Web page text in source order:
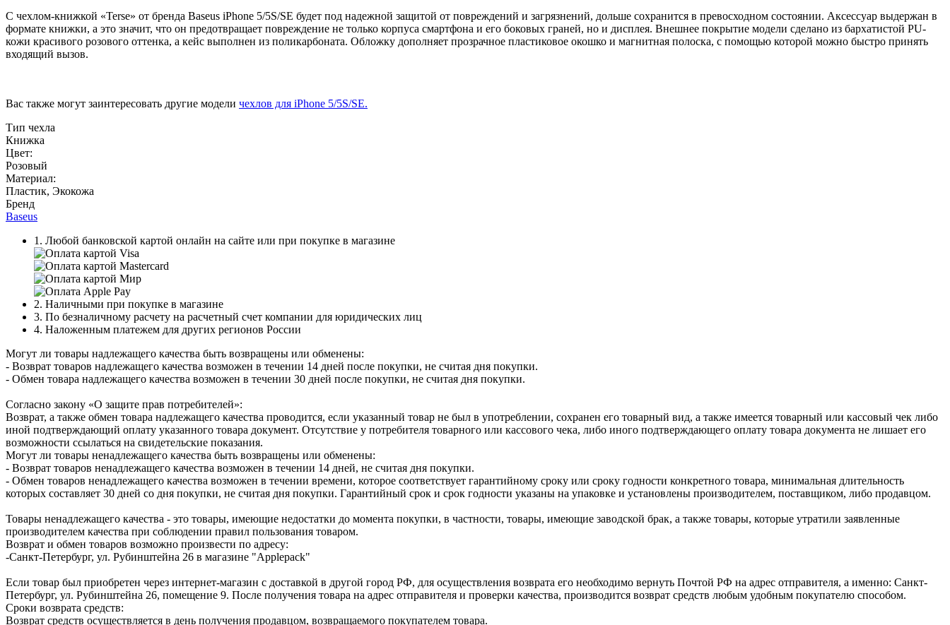
С чехлом-книжкой «Terse» от бренда Baseus iPhone 5/5S/SE будет под надежной защитой от повреждений и загрязнений, дольше сохранится в превосходном состоянии. Аксессуар выдержан в
формате книжки, а это значит, что он предотвращает повреждение не только корпуса смартфона и его боковых граней, но и дисплея. Внешнее покрытие модели сделано из бархатистой PU-
кожи красивого розового оттенка, а кейс выполнен из поликарбоната. Обложку дополняет прозрачное пластиковое окошко и магнитная полоска, с помощью которой можно быстро принять
входящий вызов.
Вас также могут заинтересовать другие модели чехлов для iPhone 5/5S/SE.
Тип чехла
Книжка
Цвет:
Розовый
Материал:
Пластик, Экокожа
Бренд
Baseus
1. Любой банковской картой онлайн на сайте или при покупке в магазине
2. Наличными при покупке в магазине
3. По безналичному расчету на расчетный счет компании для юридических лиц
4. Наложенным платежем для других регионов России
Могут ли товары надлежащего качества быть возвращены или обменены:
- Возврат товаров надлежащего качества возможен в течении 14 дней после покупки, не считая дня покупки.
- Обмен товара надлежащего качества возможен в течении 30 дней после покупки, не считая дня покупки.
Согласно закону «О защите прав потребителей»:
Возврат, а также обмен товара надлежащего качества проводится, если указанный товар не был в употреблении, сохранен его товарный вид, а также имеется товарный или кассовый чек либо
иной подтверждающий оплату указанного товара документ. Отсутствие у потребителя товарного или кассового чека, либо иного подтверждающего оплату товара документа не лишает его
возможности ссылаться на свидетельские показания.
Могут ли товары ненадлежащего качества быть возвращены или обменены:
- Возврат товаров ненадлежащего качества возможен в течении 14 дней, не считая дня покупки.
- Обмен товаров ненадлежащего качества возможен в течении времени, которое соответствует гарантийному сроку или сроку годности конкретного товара, минимальная длительность
которых составляет 30 дней со дня покупки, не считая дня покупки. Гарантийный срок и срок годности указаны на упаковке и установлены производителем, поставщиком, либо продавцом.
Товары ненадлежащего качества - это товары, имеющие недостатки до момента покупки, в частности, товары, имеющие заводской брак, а также товары, которые утратили заявленные
производителем качества при соблюдении правил пользования товаром.
Возврат и обмен товаров возможно произвести по адресу:
-Санкт-Петербург, ул. Рубинштейна 26 в магазине "Applepack"
Если товар был приобретен через интернет-магазин с доставкой в другой город РФ, для осуществления возврата его необходимо вернуть Почтой РФ на адрес отправителя, а именно: Санкт-
Петербург, ул. Рубинштейна 26, помещение 9. После получения товара на адрес отправителя и проверки качества, производится возврат средств любым удобным покупателю способом.
Сроки возврата средств:
Возврат средств осуществляется в день получения продавцом, возвращаемого покупателем товара.